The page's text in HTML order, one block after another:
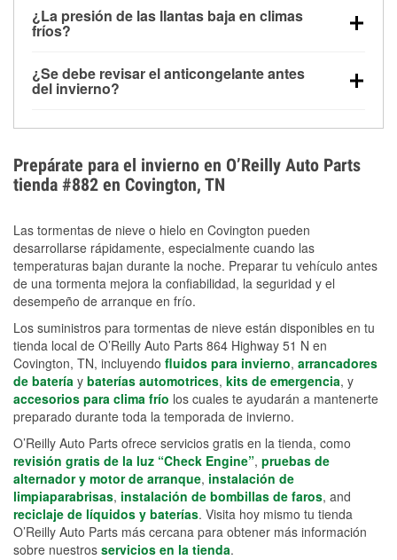
arranque.
la congelación y ayuda a disolver la sal y la nieve
derretida en la carretera para mejorar la visibilidad.
¿La presión de las llantas baja en climas
fríos?
alrededor de 1 PSI por cada 10 °F que baja la
temperatura. Puedes obtener más información sobre
¿Se debe revisar el anticongelante antes
del invierno?
el sobrecalentamiento en condiciones de frío
extremo. Aprende cómo comprobar la protección
anticongelante en nuestra sección How-To.
Prepárate para el invierno en O’Reilly Auto Parts
tienda #882 en Covington, TN
Las tormentas de nieve o hielo en Covington pueden
desarrollarse rápidamente, especialmente cuando las
temperaturas bajan durante la noche. Preparar tu vehículo antes
de una tormenta mejora la confiabilidad, la seguridad y el
desempeño de arranque en frío.
Los suministros para tormentas de nieve están disponibles en tu
tienda local de O’Reilly Auto Parts 864 Highway 51 N en
Covington, TN, incluyendo fluidos para invierno, arrancadores
de batería y baterías automotrices, kits de emergencia, y
accesorios para clima frío los cuales te ayudarán a mantenerte
preparado durante toda la temporada de invierno.
O’Reilly Auto Parts ofrece servicios gratis en la tienda, como
revisión gratis de la luz “Check Engine”, pruebas de
alternador y motor de arranque, instalación de
limpiaparabrisas, instalación de bombillas de faros, and
reciclaje de líquidos y baterías. Visita hoy mismo tu tienda
O’Reilly Auto Parts más cercana para obtener más información
sobre nuestros servicios en la tienda.